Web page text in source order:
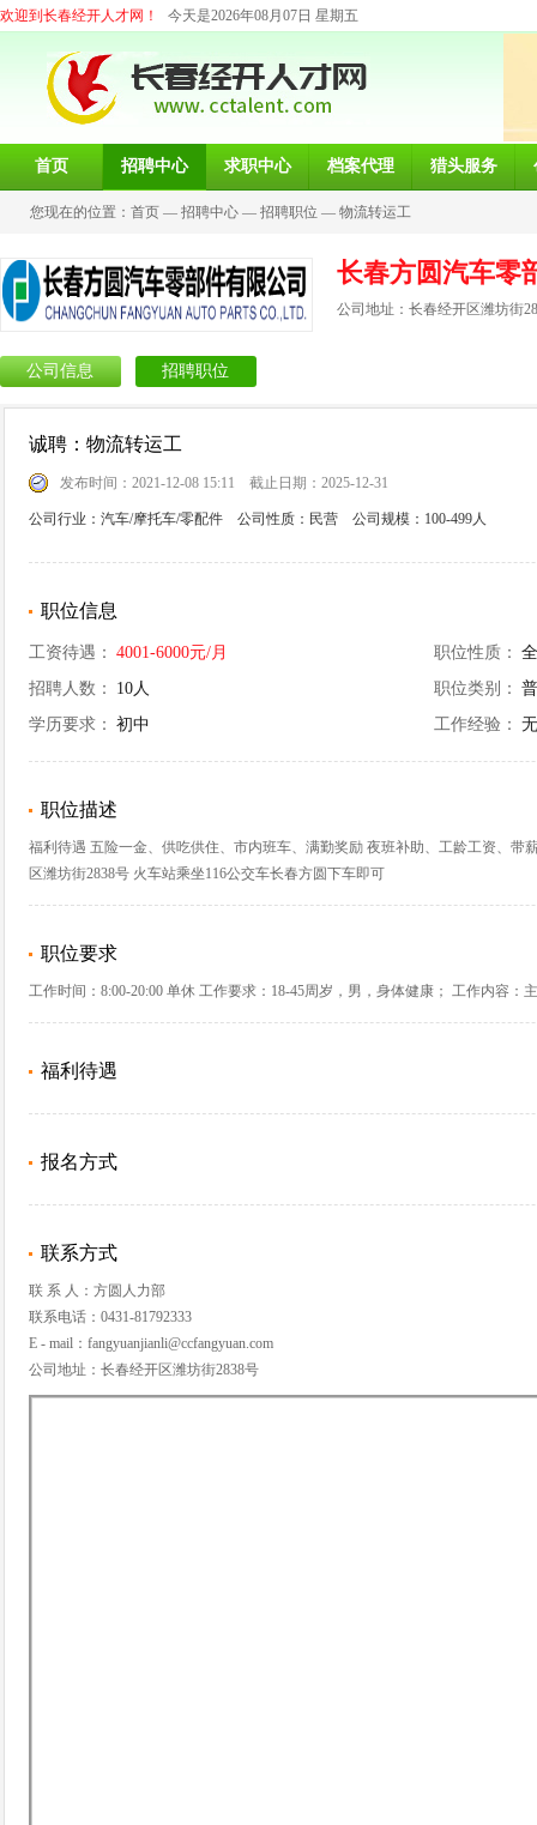
欢迎到长春经开人才网！ 今天是2026年08月07日 星期五
首页 招聘中心 求职中心 档案代理 猎头服务
您现在的位置： 首页 — 招聘中心 — 招聘职位 — 物流转运工
长春方圆汽车零
公司地址：长春经开区潍坊街
公司信息 招聘职位
诚聘：物流转运工
发布时间：2021-12-08 15:11 截止日期：2025-12-31
公司行业：汽车/摩托车/零配件 公司性质：民营 公司规模：100-499人
职位信息
工资待遇： 4001-6000元/月 职位性质：
招聘人数：
10人 职位类别：
学历要求： 初中 工作经验：
职位描述
福利待遇 五险一金、供吃供住、市内班车、满勤奖励 夜班补助、工龄工资、带
区潍坊街2838号 火车站乘坐116公交车长春方圆下车即可
职位要求
工作时间：8:00-20:00 单休 工作要求：18-45周岁，男，身体健康； 工作内容
福利待遇
报名方式
联系方式
联 系 人：方圆人力部
联系电话：0431-81792333
E - mail：fangyuanjianli@ccfangyuan.com
公司地址：长春经开区潍坊街2838号